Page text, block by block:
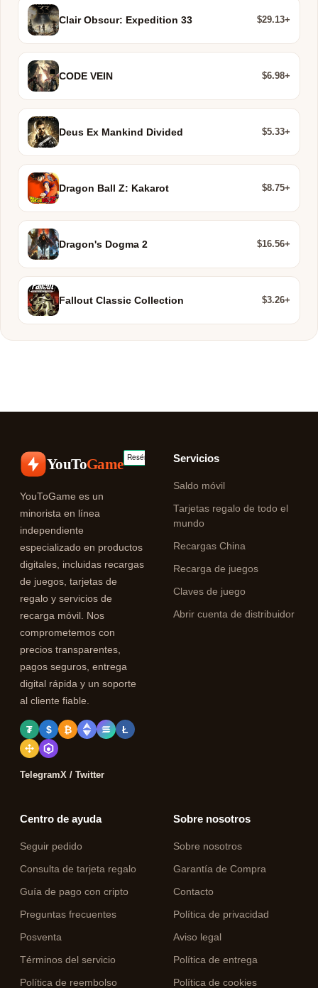
Clair Obscur: Expedition 33 $29.13+
CODE VEIN $6.98+
Deus Ex Mankind Divided $5.33+
Dragon Ball Z: Kakarot $8.75+
Dragon's Dogma 2 $16.56+
Fallout Classic Collection $3.26+
YouToGame
YouToGame es un
minorista en línea
independiente
especializado en productos
digitales, incluidas recargas
de juegos, tarjetas de
regalo y servicios de
recarga móvil. Nos
comprometemos con
precios transparentes,
pagos seguros, entrega
digital rápida y un soporte
al cliente fiable.
₮ $ ₿ Ł
TelegramX / Twitter
Servicios
Saldo móvil
Tarjetas regalo de todo el
mundo
Recargas China
Recarga de juegos
Claves de juego
Abrir cuenta de distribuidor
Centro de ayuda
Seguir pedido
Consulta de tarjeta regalo
Guía de pago con cripto
Preguntas frecuentes
Posventa
Términos del servicio
Política de reembolso
Sobre nosotros
Sobre nosotros
Garantía de Compra
Contacto
Política de privacidad
Aviso legal
Política de entrega
Política de cookies